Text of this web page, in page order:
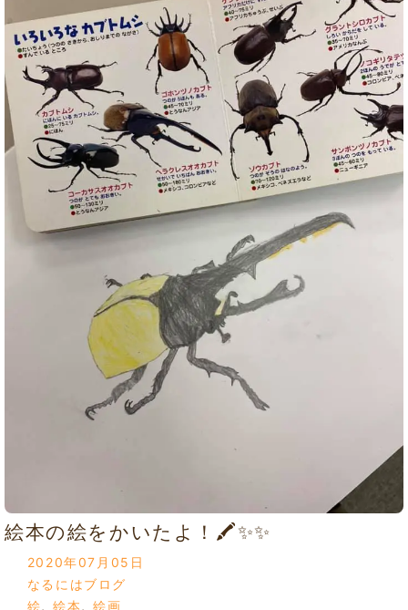
絵本の絵をかいたよ！🖍✨✨
2020年07月05日
なるにはブログ
絵,絵本,絵画